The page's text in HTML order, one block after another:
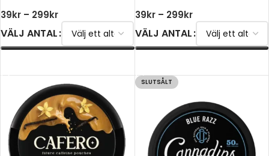
39kr – 299kr
VÄLJ ANTAL
39kr – 299kr
VÄLJ ANTAL
SLUTSÅLT